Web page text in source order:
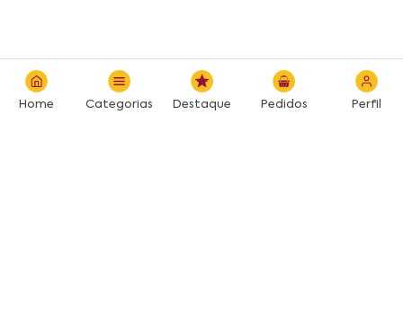
Home Categorias Destaque Pedidos Perfil